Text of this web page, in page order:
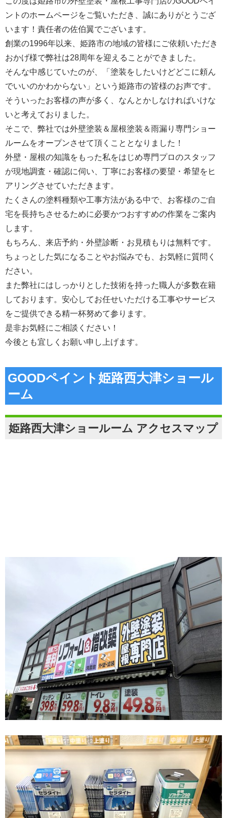
ントのホームページをご覧いただき、誠にありがとうござ
います！責任者の佐伯翼でございます。
創業の1996年以来、姫路市の地域の皆様にご依頼いただき
おかげ様で弊社は28周年を迎えることができました。
そんな中感じていたのが、「塗装をしたいけどどこに頼ん
でいいのかわからない」という姫路市の皆様のお声です。
そういったお客様の声が多く、なんとかしなければいけな
いと考えておりました。
そこで、弊社では外壁塗装＆屋根塗装＆雨漏り専門ショー
ルームをオープンさせて頂くこととなりました！
外壁・屋根の知識をもった私をはじめ専門プロのスタッフ
が現地調査・確認に伺い、丁寧にお客様の要望・希望をヒ
アリングさせていただきます。
たくさんの塗料種類や工事方法がある中で、お客様のご自
宅を長持ちさせるために必要かつおすすめの作業をご案内
します。
もちろん、来店予約・外壁診断・お見積もりは無料です。
ちょっとした気になることやお悩みでも、お気軽に質問く
ださい。
また弊社にはしっかりとした技術を持った職人が多数在籍
しております。安心してお任せいただける工事やサービス
をご提供できる精一杯努めて参ります。
是非お気軽にご相談ください！
今後とも宜しくお願い申し上げます。
GOODペイント姫路西大津ショール
ーム
姫路西大津ショールーム アクセスマップ